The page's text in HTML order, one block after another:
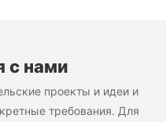
с нами
проекты и идеи и
требования. Для